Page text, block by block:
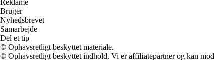
Reklame
Bruger
Nyhedsbrevet
Samarbejde
Del et tip
© Ophavsretligt beskyttet materiale.
© Ophavsretligt beskyttet indhold. Vi er affiliatepartner og kan